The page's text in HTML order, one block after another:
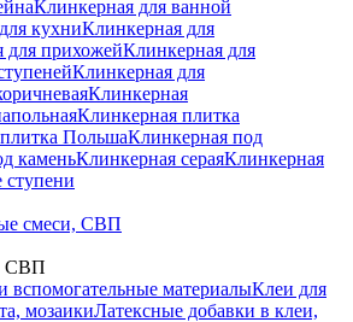
Клинкерная для ванной
кухниКлинкерная для
для прихожейКлинкерная для
Клинкерная для
Клинкерная
Клинкерная плитка
ПольшаКлинкерная под
каменьКлинкерная сераяКлинкерная
смеси, СВП
СВП
вспомогательные материалыКлеи для
мозаикиЛатексные добавки в клеи,